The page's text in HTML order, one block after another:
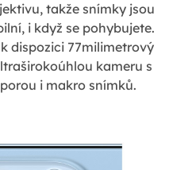
takže snímky jsou
i když se pohybujete.
dispozici 77milimetrový
kameru s
i makro snímků.